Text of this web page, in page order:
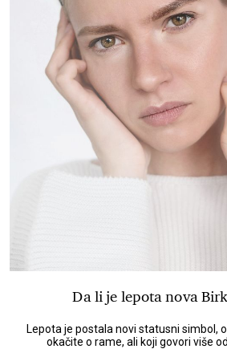
Da li je lepota nova
Lepota je postala novi statusni simbol,
okačite o rame, ali koji govori više